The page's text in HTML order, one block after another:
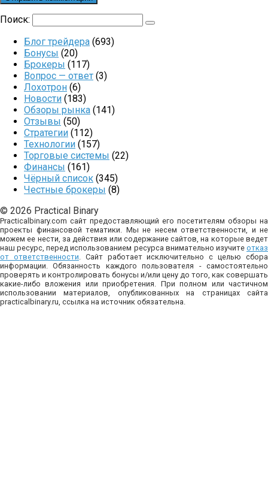
Поиск:
Блог трейдера (693)
Бонусы (20)
Брокеры (117)
Вопрос — ответ (3)
Лохотрон (6)
Новости (183)
Обзоры рынка (141)
Отзывы (50)
Стратегии (112)
Технологии (157)
Торговые системы (22)
Финансы (161)
Чёрный список (345)
Честные брокеры (8)
© 2026 Practical Binary
Practicalbinary.com сайт предоставляющий его посетителям обзоры на
проекты финансовой тематики. Мы не несем ответственности, и не
можем ее нести, за действия или содержание сайтов, на которые ведет
наш ресурс, перед использованием ресурса внимательно изучите отказ
от ответственности . Сайт работает исключительно с целью сбора
информации. Обязанность каждого пользователя - самостоятельно
проверять и контролировать бонусы и/или цену до того, как совершать
какие-либо вложения или приобретения. При полном или частичном
использовании материалов, опубликованных на страницах сайта
practicalbinary.ru, ссылка на источник обязательна.